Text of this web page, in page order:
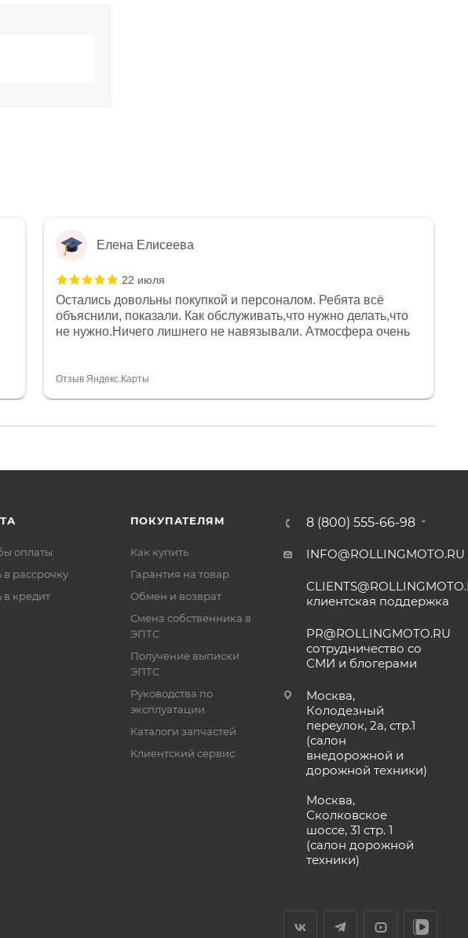
Елена Елисеева
22 июля
Остались довольны покупкой и персоналом. Ребята всё
объяснили, показали. Как обслуживать,что нужно делать,что
не нужно.Ничего лишнего не навязывали. Атмосфера очень
огромное спасибо Дмитрию, за клиентоориентированность и
Отзыв Яндекс.Карты
оплаты
в рассрочку
в кредит
ПОКУПАТЕЛЯМ
Как купить
Гарантия на товар
Обмен и возврат
Смена собственника в
ЭПТС
Получение выписки
ЭПТС
Руководства по
эксплуатации
Каталоги запчастей
Клиентский сервис
8 (800) 555-66-98
INFO@ROLLINGMOTO.RU
клиентская поддержка
PR@ROLLINGMOTO.RU
сотрудничество со
СМИ и блогерами
Москва,
Колодезный
переулок, 2а, стр.1
(салон
внедорожной и
дорожной техники)
Москва,
Сколковское
шоссе, 31 стр. 1
(салон дорожной
техники)